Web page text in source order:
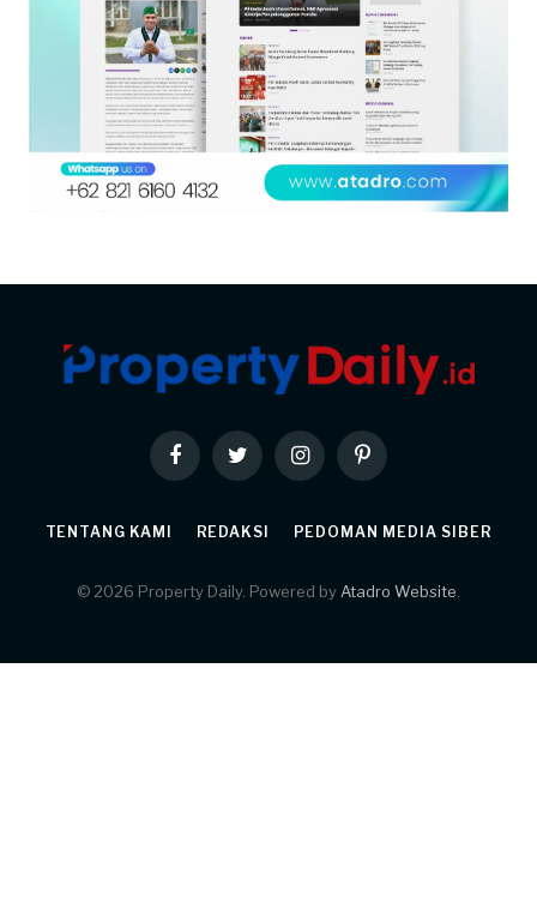
FacebookTwitter InstagramPinterest
TENTANG KAMI REDAKSI PEDOMAN MEDIA SIBER
© 2026 Property Daily. Powered by Atadro Website